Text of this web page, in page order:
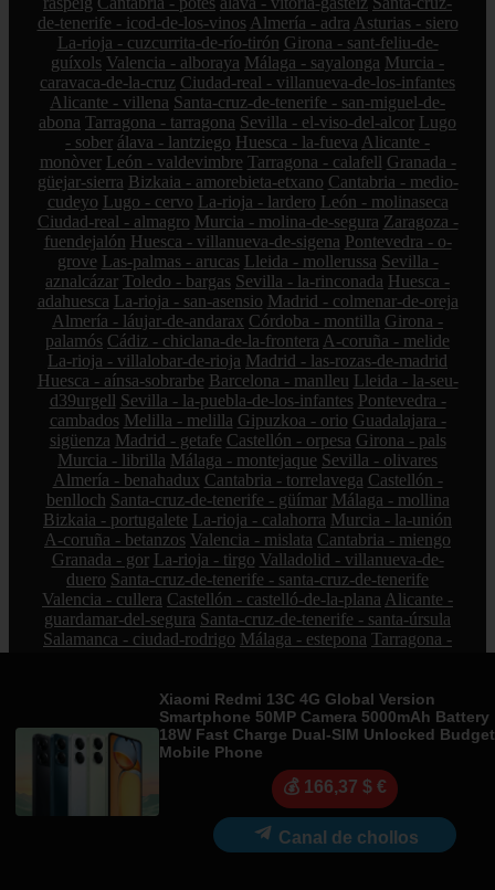
de-tenerife - icod-de-los-vinos Almería - adra Asturias - siero
La-rioja - cuzcurrita-de-río-tirón Girona - sant-feliu-de-
guíxols Valencia - alboraya Málaga - sayalonga Murcia -
caravaca-de-la-cruz Ciudad-real - villanueva-de-los-infantes
Alicante - villena Santa-cruz-de-tenerife - san-miguel-de-
abona Tarragona - tarragona Sevilla - el-viso-del-alcor Lugo
- sober álava - lantziego Huesca - la-fueva Alicante -
monòver León - valdevimbre Tarragona - calafell Granada -
güejar-sierra Bizkaia - amorebieta-etxano Cantabria - medio-
cudeyo Lugo - cervo La-rioja - lardero León - molinaseca
Ciudad-real - almagro Murcia - molina-de-segura Zaragoza -
fuendejalón Huesca - villanueva-de-sigena Pontevedra - o-
grove Las-palmas - arucas Lleida - mollerussa Sevilla -
aznalcázar Toledo - bargas Sevilla - la-rinconada Huesca -
adahuesca La-rioja - san-asensio Madrid - colmenar-de-oreja
Almería - láujar-de-andarax Córdoba - montilla Girona -
palamós Cádiz - chiclana-de-la-frontera A-coruña - melide
La-rioja - villalobar-de-rioja Madrid - las-rozas-de-madrid
Huesca - aínsa-sobrarbe Barcelona - manlleu Lleida - la-seu-
d39urgell Sevilla - la-puebla-de-los-infantes Pontevedra -
cambados Melilla - melilla Gipuzkoa - orio Guadalajara -
sigüenza Madrid - getafe Castellón - orpesa Girona - pals
Murcia - librilla Málaga - montejaque Sevilla - olivares
Almería - benahadux Cantabria - torrelavega Castellón -
benlloch Santa-cruz-de-tenerife - güímar Málaga - mollina
Bizkaia - portugalete La-rioja - calahorra Murcia - la-unión
A-coruña - betanzos Valencia - mislata Cantabria - miengo
Granada - gor La-rioja - tirgo Valladolid - villanueva-de-
duero Santa-cruz-de-tenerife - santa-cruz-de-tenerife
Valencia - cullera Castellón - castelló-de-la-plana Alicante -
guardamar-del-segura Santa-cruz-de-tenerife - santa-úrsula
Salamanca - ciudad-rodrigo Málaga - estepona Tarragona -
Barcelona - l39hospitalet-de-llobregat Huelva - palos-de-la-
Navarra - berriozar Burgos - lerma Cantabria -
corvera-de-toranzo Cáceres - montánchez Girona - blanes
Granada - albuñol Sevilla - alcalá-de-guadaíra
Madrid - villarejo-de-salvanés Cuenca - tarancón
Sevilla - pedrera
Toledo - manzaneque Illes-balears - artà
Illes-balears - andratx
Málaga - guaro Pontevedra - vilanova-
Zamora - toro Illes-balears - esporles Alicante -
Barcelona - el-masnou Madrid - san-martín-de-
Xiaomi Redmi 13C 4G Global Version
Smartphone 50MP Camera 5000mAh Battery
18W Fast Charge Dual-SIM Unlocked Budget
Mobile Phone
💰 166,37 $ €
Canal de chollos